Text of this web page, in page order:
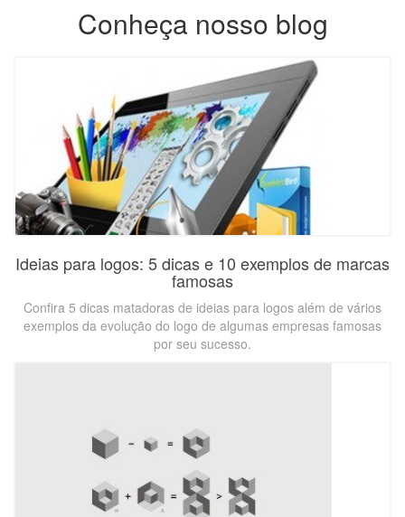
Conheça nosso blog
Ideias para logos: 5 dicas e 10 exemplos de marcas
famosas
Confira 5 dicas matadoras de ideias para logos além de vários
exemplos da evolução do logo de algumas empresas famosas
por seu sucesso.